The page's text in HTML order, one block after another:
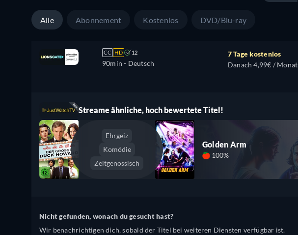
Alle Abonnement Kostenlos DVD/Blu-ray
CC HD 12
90min - Deutsch
7 Tage kostenlos
Danach 4,99€ / Monat
Streame ähnliche, hoch bewertete Titel!
Ehrgeiz
Komödie
Zeitgenössisch
Golden Arm
100%
Nicht gefunden, wonach du gesucht hast?
Wir benachrichtigen dich, sobald der Titel bei weiteren Diensten verfügbar ist.